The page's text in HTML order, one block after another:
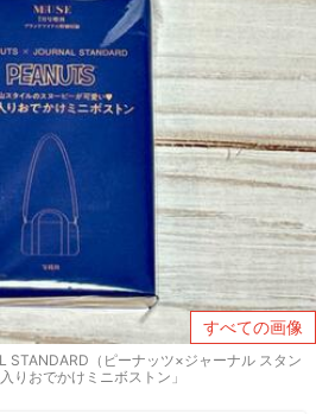
すべての画像
STANDARD（ピーナッツ×ジャーナル スタン
りおでかけミニボストン」